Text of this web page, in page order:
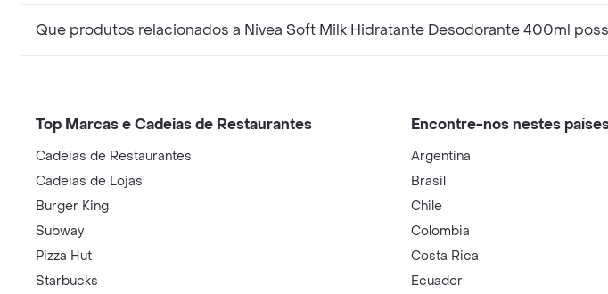
Que produtos relacionados a Nivea Soft Milk Hidratante Desodorante 400ml
Top Marcas e Cadeias de Restaurantes
Cadeias de Restaurantes
Cadeias de Lojas
Burger King
Subway
Pizza Hut
Starbucks
Encontre-nos nestes
Argentina
Brasil
Chile
Colombia
Costa Rica
Ecuador